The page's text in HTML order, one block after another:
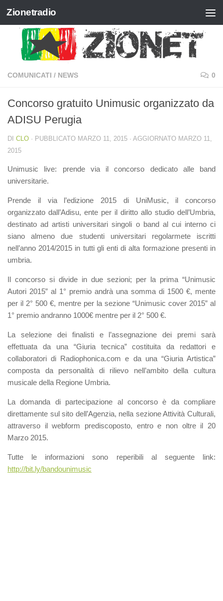
Salta al contenuto
Zionetradio
COMUNICATI / NEWS 0
Concorso gratuito Unimusic organizzato da
ADISU Perugia
DI CLO · PUBBLICATO MARZO 11, 2015 · AGGIORNATO MARZO 11,
2015
Unimusic live: prende via il concorso dedicato alle band
universitarie.
Prende il via l’edizione 2015 di UniMusic, il concorso
organizzato dall’Adisu, ente per il diritto allo studio dell’Umbria,
destinato ad artisti universitari singoli o band al cui interno ci
siano almeno due studenti universitari regolarmete iscritti
nell’anno 2014/2015 in tutti gli enti di alta formazione presenti in
umbria.
Il concorso si divide in due sezioni; per la prima “Unimusic
Autori 2015” al 1° premio andrà una somma di 1500 €, mente
per il 2° 500 €, mentre per la sezione “Unimusic cover 2015” al
1° premio andranno 1000€ mentre per il 2° 500 €.
La selezione dei finalisti e l’assegnazione dei premi sarà
effettuata da una “Giuria tecnica” costituita da redattori e
collaboratori di Radiophonica.com e da una “Giuria Artistica”
composta da personalità di rilievo nell’ambito della cultura
musicale della Regione Umbria.
La domanda di partecipazione al concorso è da compliare
direttamente sul sito dell’Agenzia, nella sezione Attività Culturali,
attraverso il webform prediscoposto, entro e non oltre il 20
Marzo 2015.
Tutte le informazioni sono reperibili al seguente link:
http://bit.ly/bandounimusic